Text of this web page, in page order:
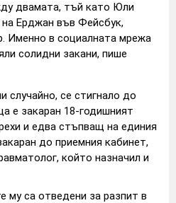
двамата, тъй като Юли
на Ерджан във Фейсбук,
Именно в социалната мрежа
солидни закани, пише
случайно, се стигнало до
е закаран 18-годишният
и едва стъпващ на единия
до приемния кабинет,
който назначил и
му са отведени за разпит в